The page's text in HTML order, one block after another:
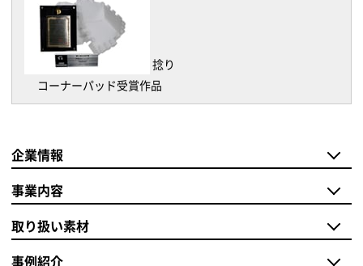
捻り
コーナーパッド受賞作品
企業情報
事業内容
取り扱い素材
事例紹介